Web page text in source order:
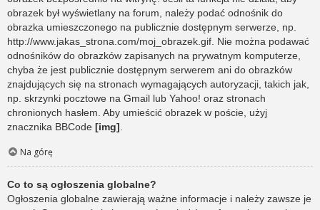
obrazek był wyświetlany na forum, należy podać odnośnik do
obrazka umieszczonego na publicznie dostępnym serwerze, np.
http://www.jakas_strona.com/moj_obrazek.gif. Nie można podawać
odnośników do obrazków zapisanych na prywatnym komputerze,
chyba że jest publicznie dostępnym serwerem ani do obrazków
znajdujących się na stronach wymagających autoryzacji, takich jak,
np. skrzynki pocztowe na Gmail lub Yahoo! oraz stronach
chronionych hasłem. Aby umieścić obrazek w poście, użyj
znacznika BBCode [img].
Na górę
Co to są ogłoszenia globalne?
Ogłoszenia globalne zawierają ważne informacje i należy zawsze je